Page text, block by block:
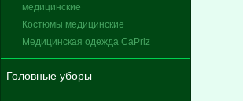
медицинские
Костюмы медицинские
Медицинская одежда CaPriz
Головные уборы